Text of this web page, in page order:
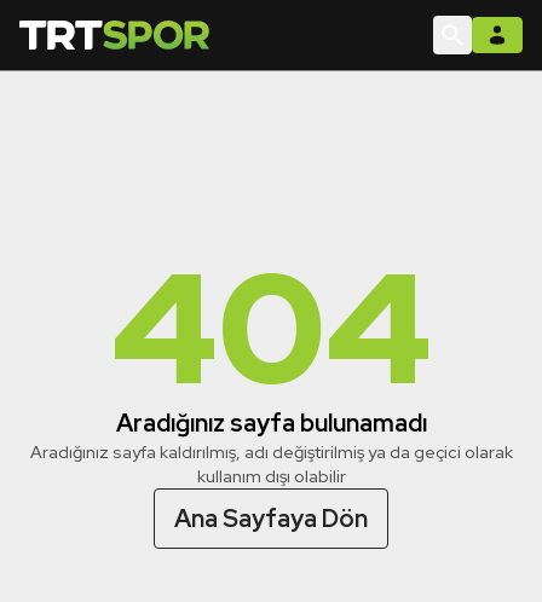
404
Aradığınız sayfa bulunamadı
Aradığınız sayfa kaldırılmış, adı değiştirilmiş ya da geçici olarak
kullanım dışı olabilir
Ana Sayfaya Dön